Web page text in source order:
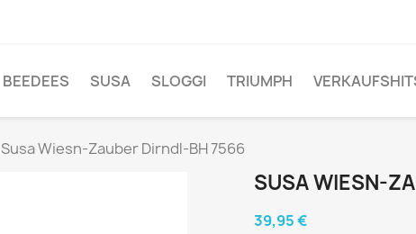
BEEDEES SUSA SLOGGI TRIUMPH
Susa Wiesn-Zauber Dirndl-BH 7566
SUSA WIESN-
39,95 €